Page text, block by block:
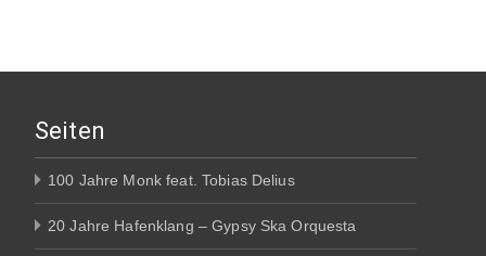
Seiten
100 Jahre Monk feat. Tobias Delius
20 Jahre Hafenklang – Gypsy Ska Orquesta